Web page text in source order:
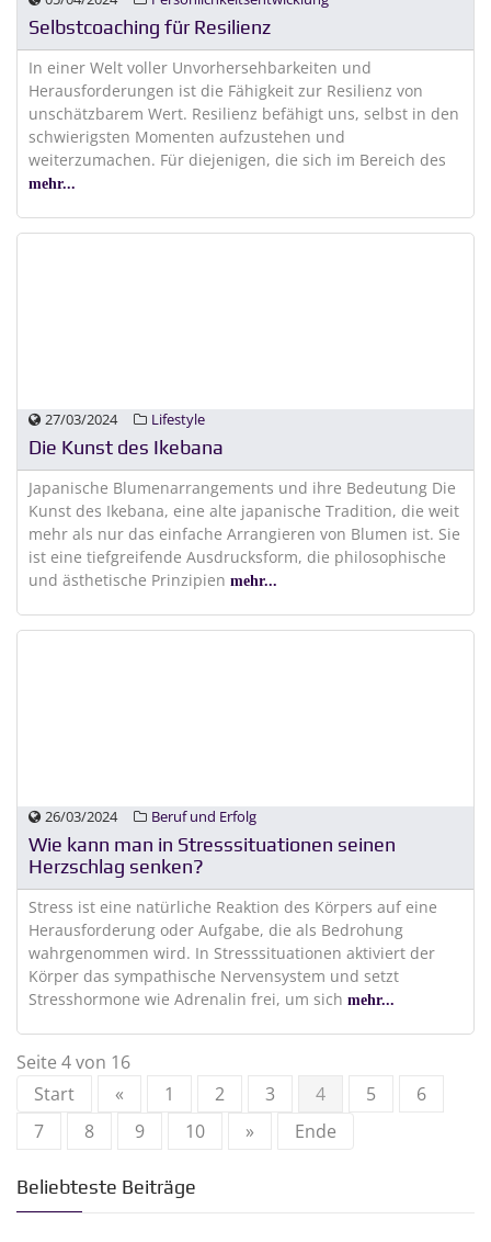
Selbstcoaching für Resilienz
In einer Welt voller Unvorhersehbarkeiten und
Herausforderungen ist die Fähigkeit zur Resilienz von
unschätzbarem Wert. Resilienz befähigt uns, selbst in den
schwierigsten Momenten aufzustehen und
weiterzumachen. Für diejenigen, die sich im Bereich des
mehr...
27/03/2024 Lifestyle
Die Kunst des Ikebana
Japanische Blumenarrangements und ihre Bedeutung Die
Kunst des Ikebana, eine alte japanische Tradition, die weit
mehr als nur das einfache Arrangieren von Blumen ist. Sie
ist eine tiefgreifende Ausdrucksform, die philosophische
und ästhetische Prinzipien mehr...
26/03/2024 Beruf und Erfolg
Wie kann man in Stresssituationen seinen
Herzschlag senken?
Stress ist eine natürliche Reaktion des Körpers auf eine
Herausforderung oder Aufgabe, die als Bedrohung
wahrgenommen wird. In Stresssituationen aktiviert der
Körper das sympathische Nervensystem und setzt
Stresshormone wie Adrenalin frei, um sich mehr...
Seite 4 von 16
Start
« 1 2 3 4 5
6
7
8 9 10 » Ende
Beliebteste Beiträge